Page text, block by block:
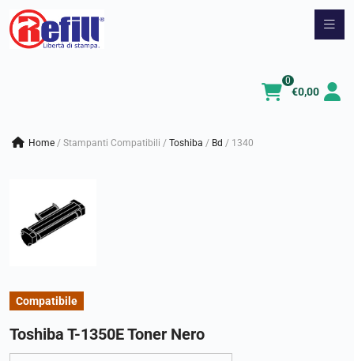
Vai
€0,00
0
Home / Stampanti Compatibili / toshiba / bd / 1340
Compatibile
Toshiba T-1350E Toner Nero